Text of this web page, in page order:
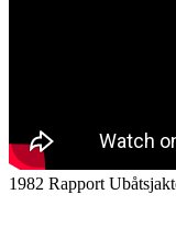
1982 Rapport